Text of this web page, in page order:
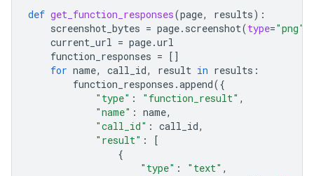
def get_function_responses(page, results):
screenshot_bytes = page. screenshot(type="png"
current_url = page.url
function_responses = []
for name, call_id, result in results :
function_responses .append({
"type" : "function_result" ,
"name" : name,
"call_id" : call_id,
"result" :
[
{
"type" : "text" ,